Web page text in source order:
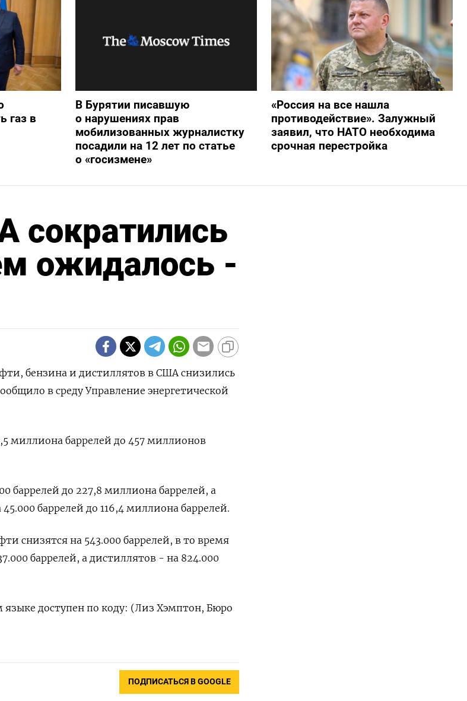
газ в
В Бурятии писавшую
о нарушениях прав
мобилизованных журналистку
посадили на 12 лет по статье
о «госизмене»
«Россия на все нашла
противодействие». Залужный
заявил, что НАТО необходима
срочная перестройка
сократились
ожидалось -
бензина и дистиллятов в США снизились
в среду Управление энергетической
миллиона баррелей до 457 миллионов
баррелей до 227,8 миллиона баррелей, а
баррелей до 116,4 миллиона баррелей.
снизятся на 543.000 баррелей, в то время
баррелей, а дистиллятов - на 824.000
доступен по коду: (Лиз Хэмптон, Бюро
ПОДПИСАТЬСЯ В GOOGLE